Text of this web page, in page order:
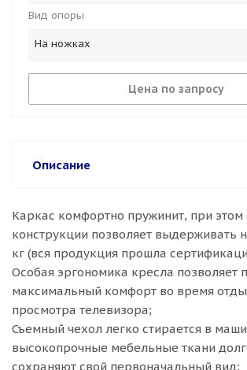
Вид опоры
На ножках
Цена по запросу
Описание
Каркас комфортно пружинит, при этом
конструкции позволяет выдерживать
кг (вся продукция прошла
Особая эргономика кресла позволяет
максимальный комфорт во время
просмотра телевизора;
Съемный чехол легко стирается в
высокопрочные мебельные ткани
сохраняют свой первоначальный вид;